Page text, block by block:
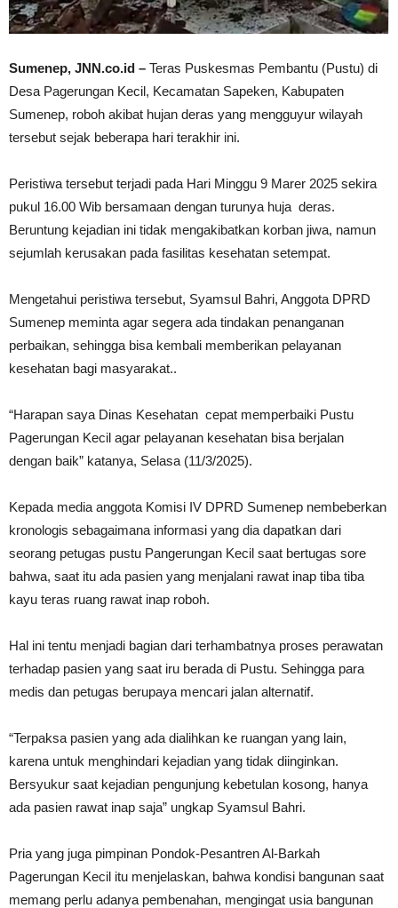
Sumenep, JNN.co.id – Teras Puskesmas Pembantu (Pustu) di
Desa Pagerungan Kecil, Kecamatan Sapeken, Kabupaten
Sumenep, roboh akibat hujan deras yang mengguyur wilayah
tersebut sejak beberapa hari terakhir ini.
Peristiwa tersebut terjadi pada Hari Minggu 9 Marer 2025 sekira
pukul 16.00 Wib bersamaan dengan turunya huja deras.
Beruntung kejadian ini tidak mengakibatkan korban jiwa, namun
sejumlah kerusakan pada fasilitas kesehatan setempat.
Mengetahui peristiwa tersebut, Syamsul Bahri, Anggota DPRD
Sumenep meminta agar segera ada tindakan penanganan
perbaikan, sehingga bisa kembali memberikan pelayanan
kesehatan bagi masyarakat..
“Harapan saya Dinas Kesehatan cepat memperbaiki Pustu
Pagerungan Kecil agar pelayanan kesehatan bisa berjalan
dengan baik” katanya, Selasa (11/3/2025).
Kepada media anggota Komisi IV DPRD Sumenep nembeberkan
kronologis sebagaimana informasi yang dia dapatkan dari
seorang petugas pustu Pangerungan Kecil saat bertugas sore
bahwa, saat itu ada pasien yang menjalani rawat inap tiba tiba
kayu teras ruang rawat inap roboh.
Hal ini tentu menjadi bagian dari terhambatnya proses perawatan
terhadap pasien yang saat iru berada di Pustu. Sehingga para
medis dan petugas berupaya mencari jalan alternatif.
“Terpaksa pasien yang ada dialihkan ke ruangan yang lain,
karena untuk menghindari kejadian yang tidak diinginkan.
Bersyukur saat kejadian pengunjung kebetulan kosong, hanya
ada pasien rawat inap saja” ungkap Syamsul Bahri.
Pria yang juga pimpinan Pondok-Pesantren Al-Barkah
Pagerungan Kecil itu menjelaskan, bahwa kondisi bangunan saat
memang perlu adanya pembenahan, mengingat usia bangunan